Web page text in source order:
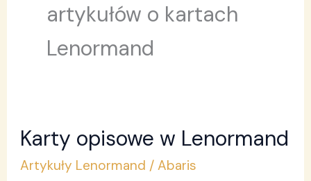
artykułów o kartach
Lenormand
Karty opisowe w Lenormand
Artykuły Lenormand /Abaris
Karty
opisowe